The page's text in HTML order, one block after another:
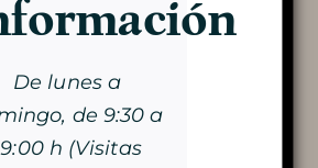
la
De lunes a
de 9:30 a
h (Visitas